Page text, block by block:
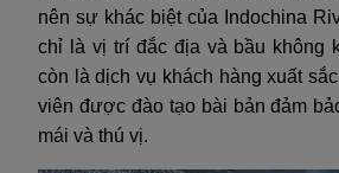
nên sự khác biệt của Indochina
chỉ là vị trí đắc địa và bầu không
còn là dịch vụ khách hàng xuất
viên được đào tạo bài bản đảm
mái và thú vị.